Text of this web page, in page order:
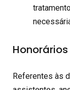
Referentes às